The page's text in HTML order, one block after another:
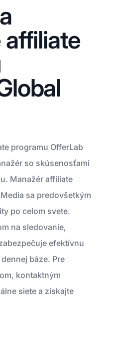
affiliate
programu OfferLab
so skúsenosťami
Manažér affiliate
sa predovšetkým
po celom svete.
na sledovanie,
efektívnu
báze. Pre
kontaktným
siete a získajte